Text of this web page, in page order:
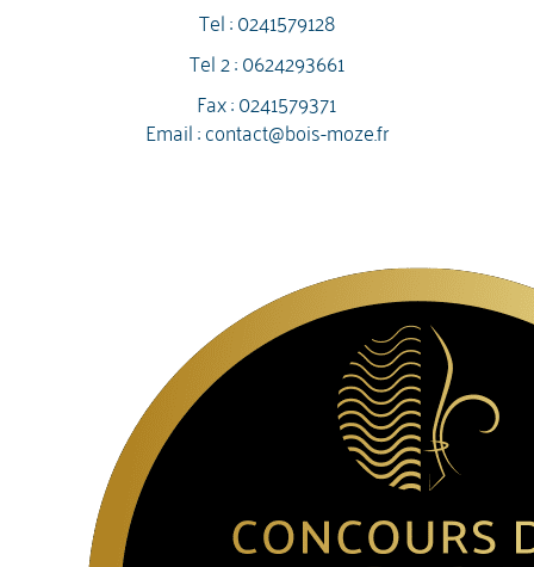
Tel :0241579128
Tel 2 :0624293661
Fax : 0241579371
Email :contact@bois-moze.fr